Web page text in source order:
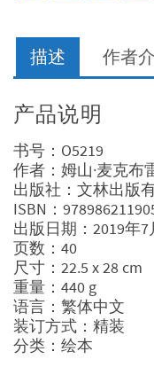
描述 作者
产品说明
书号：O5219
作者：姆山·麦克布
出版社：文林出版
ISBN：
出版日期：2019年7
页数：40
尺寸：22.5 x 28 cm
重量：440 g
语言：繁体中文
装订方式：精装
分类：绘本